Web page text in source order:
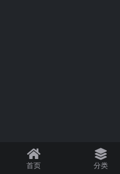
首页 分类